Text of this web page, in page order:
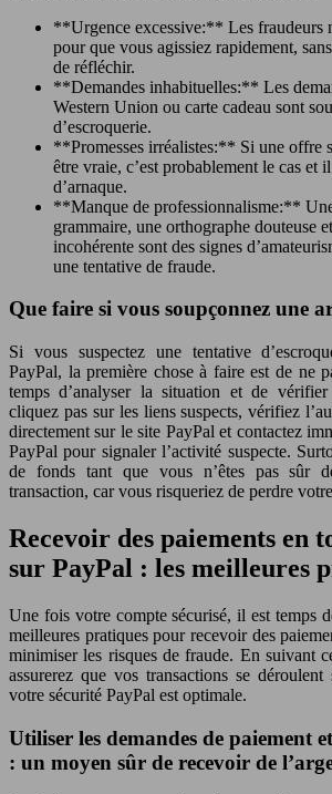
**Urgence excessive:** Les fraudeurs
pour que vous agissiez rapidement,
de réfléchir.
**Demandes inhabituelles:** Les
Western Union ou carte cadeau sont
d’escroquerie.
**Promesses irréalistes:** Si une offre
être vraie, c’est probablement le cas et
d’arnaque.
**Manque de professionnalisme:**
grammaire, une orthographe douteuse
incohérente sont des signes
une tentative de fraude.
Que faire si vous soupçonnez une
Si vous suspectez une tentative
PayPal, la première chose à faire est de ne
temps d’analyser la situation et de
cliquez pas sur les liens suspects, vérifiez
directement sur le site PayPal et contactez
PayPal pour signaler l’activité suspecte.
de fonds tant que vous n’êtes pas sûr
transaction, car vous risqueriez de perdre
Recevoir des paiements en
sur PayPal : les meilleures
Une fois votre compte sécurisé, il est temps
meilleures pratiques pour recevoir des
minimiser les risques de fraude. En suivant
assurerez que vos transactions se
votre sécurité PayPal est optimale.
Utiliser les demandes de paiement
: un moyen sûr de recevoir de